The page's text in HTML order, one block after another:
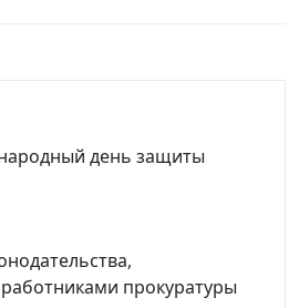
день защиты
прокуратуры